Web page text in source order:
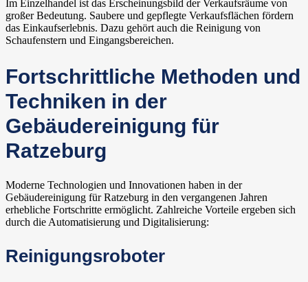
Im Einzelhandel ist das Erscheinungsbild der Verkaufsräume von
großer Bedeutung. Saubere und gepflegte Verkaufsflächen fördern
das Einkaufserlebnis. Dazu gehört auch die Reinigung von
Schaufenstern und Eingangsbereichen.
Fortschrittliche Methoden und
Techniken in der
Gebäudereinigung für
Ratzeburg
Moderne Technologien und Innovationen haben in der
Gebäudereinigung für Ratzeburg in den vergangenen Jahren
erhebliche Fortschritte ermöglicht. Zahlreiche Vorteile ergeben sich
durch die Automatisierung und Digitalisierung:
Reinigungsroboter